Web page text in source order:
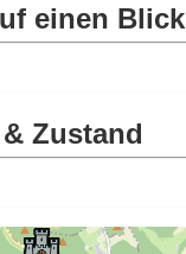
einen Blick
Zustand